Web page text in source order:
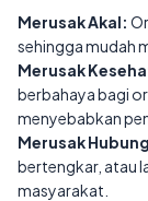
Merusak Akal:
sehingga mudah
Merusak
berbahaya bagi
menyebabkan
Merusak
bertengkar, atau
masyarakat.